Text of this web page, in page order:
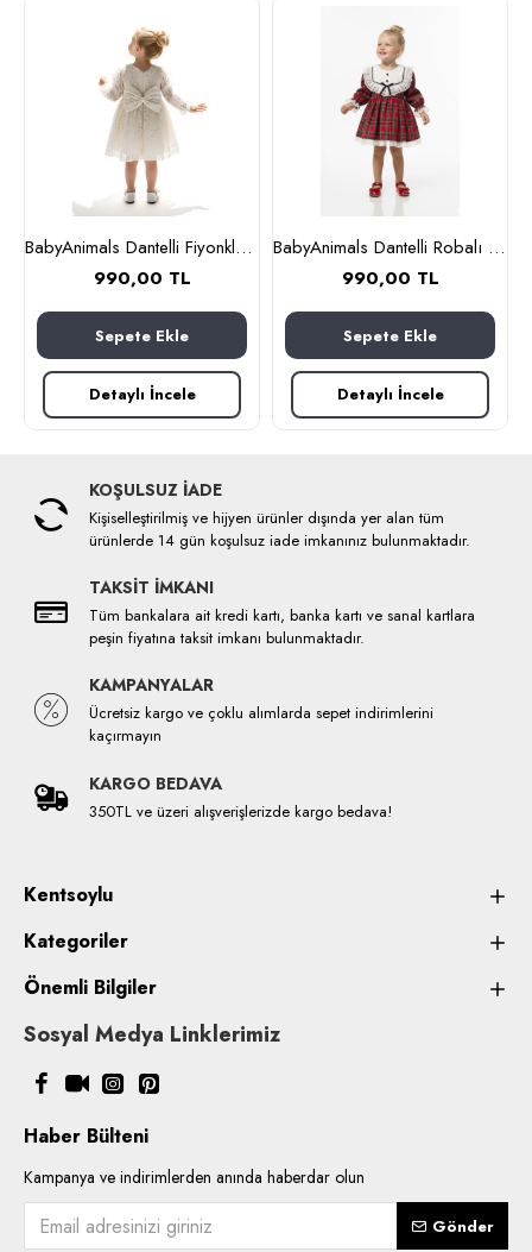
BabyAnimals Dantelli Fiyonklu Çiçekli Kız Çocuk Krem
990,00 TL
Sepete Ekle
Detaylı İncele
BabyAnimals Dantelli Robalı Ekoseli Kız Çocuk Elbise Kırmızı
990,00 TL
Sepete Ekle
Detaylı İncele
KOŞULSUZ İADE
Kişiselleştirilmiş ve hijyen ürünler dışında yer alan tüm
ürünlerde 14 gün koşulsuz iade imkanınız bulunmaktadır.
TAKSİT İMKANI
Tüm bankalara ait kredi kartı, banka kartı ve sanal kartlara
peşin fiyatına taksit imkanı bulunmaktadır.
KAMPANYALAR
Ücretsiz kargo ve çoklu alımlarda sepet indirimlerini
kaçırmayın
KARGO BEDAVA
350TL ve üzeri alışverişlerizde kargo bedava!
Kentsoylu
Kategoriler
Önemli Bilgiler
Sosyal Medya Linklerimiz
Haber Bülteni
Kampanya ve indirimlerden anında haberdar olun
Gönder